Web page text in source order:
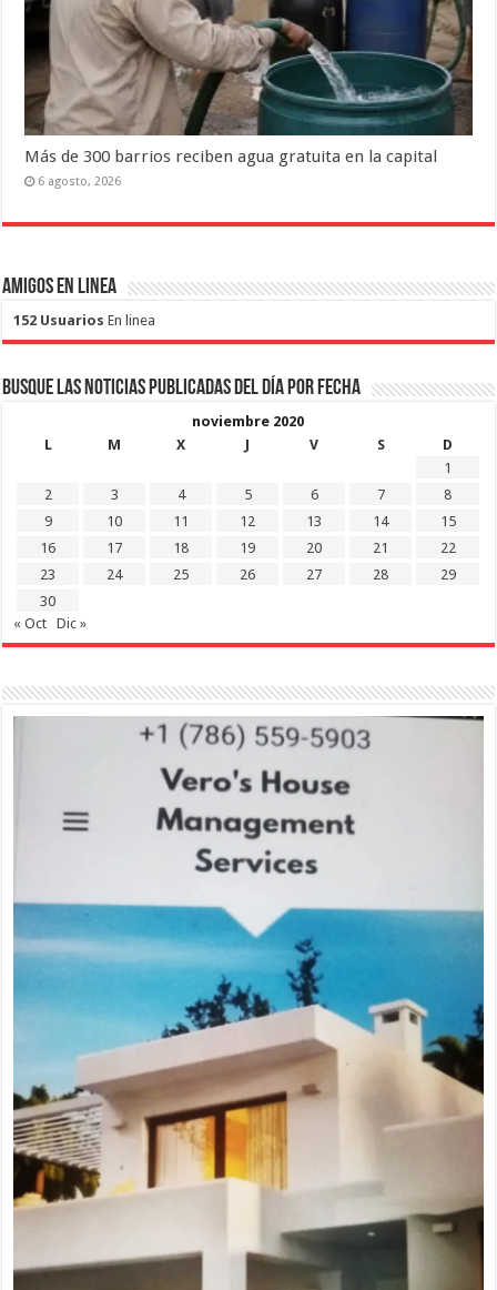
Más de 300 barrios reciben agua gratuita en la capital
6 agosto, 2026
Amigos en Linea
152 Usuarios En linea
Busque las noticias publicadas del día por fecha
noviembre 2020
L
M X J V S
D
1
2
3 4 5 6 7
8
9
10 11 12 13 14
15
16
17 18 19 20 21
22
23
24 25 26 27 28
29
30
« Oct
Dic »